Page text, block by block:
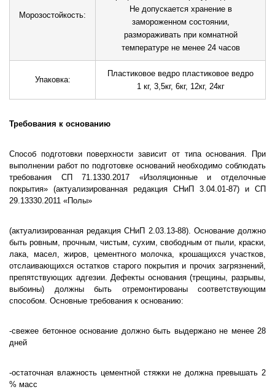
Морозостойкость:
Не допускается хранение в
замороженном состоянии,
размораживать при комнатной
температуре не менее 24 часов
Упаковка:
Пластиковое ведро пластиковое ведро
1 кг, 3,5кг, 6кг, 12кг, 24кг
Требования к основанию
Способ подготовки поверхности зависит от типа основания. При
выполнении работ по подготовке оснований необходимо соблюдать
требования СП 71.1330.2017 «Изоляционные и отделочные
покрытия» (актуализированная редакция СНиП 3.04.01-87) и СП
29.13330.2011 «Полы»
(актуализированная редакция СНиП 2.03.13-88). Основание должно
быть ровным, прочным, чистым, сухим, свободным от пыли, краски,
лака, масел, жиров, цементного молочка, крошащихся участков,
отслаивающихся остатков старого покрытия и прочих загрязнений,
препятствующих адгезии. Дефекты основания (трещины, разрывы,
выбоины) должны быть отремонтированы соответствующим
способом. Основные требования к основанию:
-свежее бетонное основание должно быть выдержано не менее 28
дней
-остаточная влажность цементной стяжки не должна превышать 2
% масс